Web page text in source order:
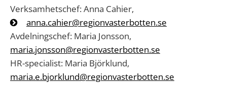
Verksamhetschef: Anna Cahier,
anna.cahier@regionvasterbotten.se
Avdelningschef: Maria Jonsson,
maria.jonsson@regionvasterbotten.se
HR-specialist: Maria Björklund,
maria.e.bjorklund@regionvasterbotten.se